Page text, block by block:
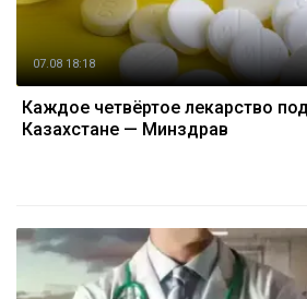
07.08 18:18
Каждое четвёртое лекарство
Казахстане — Минздрав